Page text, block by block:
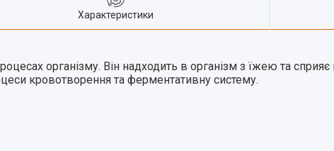
Характеристики
організму. Він надходить в організм з їжею та
кровотворення та ферментативну систему.